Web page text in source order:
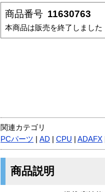
商品番号 11630763
本商品は販売を終了しました
関連カテゴリ
PCパーツ
AD CPU ADAFX
商品説明